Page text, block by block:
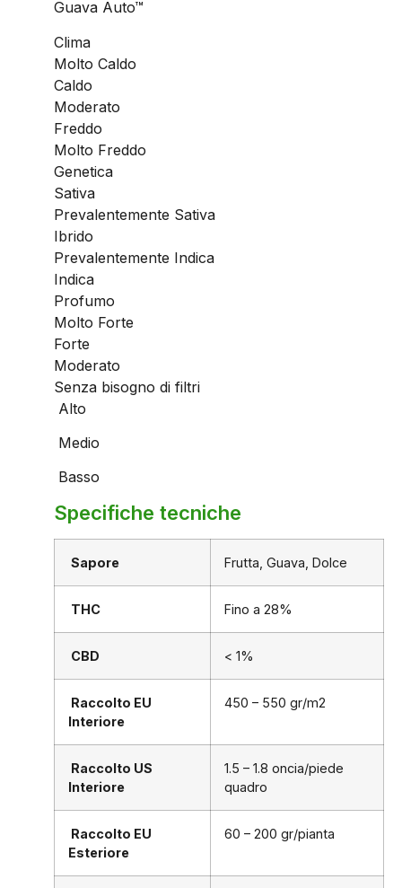
Guava Auto™
Clima
Molto Caldo
Caldo
Moderato
Freddo
Molto Freddo
Genetica
Sativa
Prevalentemente Sativa
Ibrido
Prevalentemente Indica
Indica
Profumo
Molto Forte
Forte
Moderato
Senza bisogno di filtri
Alto
Medio
Basso
Specifiche tecniche
Sapore Frutta, Guava, Dolce
THC Fino a 28%
CBD < 1%
Raccolto EU
Interiore
450 – 550 gr/m2
Raccolto US
Interiore
1.5 – 1.8 oncia/piede
quadro
Raccolto EU
Esteriore
60 – 200 gr/pianta